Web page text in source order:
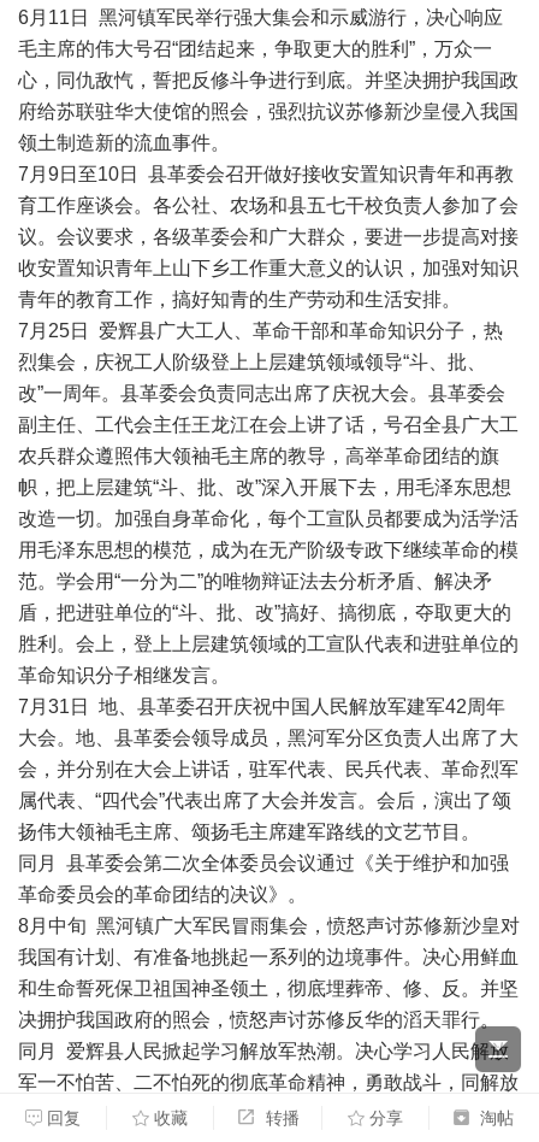
6月11日 黑河镇军民举行强大集会和示威游行，决心响应
毛主席的伟大号召“团结起来，争取更大的胜利”，万众一
心，同仇敌忾，誓把反修斗争进行到底。并坚决拥护我国政
府给苏联驻华大使馆的照会，强烈抗议苏修新沙皇侵入我国
领土制造新的流血事件。
7月9日至10日 县革委会召开做好接收安置知识青年和再教
育工作座谈会。各公社、农场和县五七干校负责人参加了会
议。会议要求，各级革委会和广大群众，要进一步提高对接
收安置知识青年上山下乡工作重大意义的认识，加强对知识
青年的教育工作，搞好知青的生产劳动和生活安排。
7月25日 爱辉县广大工人、革命干部和革命知识分子，热
烈集会，庆祝工人阶级登上上层建筑领域领导“斗、批、
改”一周年。县革委会负责同志出席了庆祝大会。县革委会
副主任、工代会主任王龙江在会上讲了话，号召全县广大工
农兵群众遵照伟大领袖毛主席的教导，高举革命团结的旗
帜，把上层建筑“斗、批、改”深入开展下去，用毛泽东思想
改造一切。加强自身革命化，每个工宣队员都要成为活学活
用毛泽东思想的模范，成为在无产阶级专政下继续革命的模
范。学会用“一分为二”的唯物辩证法去分析矛盾、解决矛
盾，把进驻单位的“斗、批、改”搞好、搞彻底，夺取更大的
胜利。会上，登上上层建筑领域的工宣队代表和进驻单位的
革命知识分子相继发言。
7月31日 地、县革委召开庆祝中国人民解放军建军42周年
大会。地、县革委会领导成员，黑河军分区负责人出席了大
会，并分别在大会上讲话，驻军代表、民兵代表、革命烈军
属代表、“四代会”代表出席了大会并发言。会后，演出了颂
扬伟大领袖毛主席、颂扬毛主席建军路线的文艺节目。
同月 县革委会第二次全体委员会议通过《关于维护和加强
革命委员会的革命团结的决议》。
8月中旬 黑河镇广大军民冒雨集会，愤怒声讨苏修新沙皇对
我国有计划、有准备地挑起一系列的边境事件。决心用鲜血
和生命誓死保卫祖国神圣领土，彻底埋葬帝、修、反。并坚
决拥护我国政府的照会，愤怒声讨苏修反华的滔天罪行。
同月 爱辉县人民掀起学习解放军热潮。决心学习人民解放
军一不怕苦、二不怕死的彻底革命精神，勇敢战斗，同解放
军一起，随时准备粉碎敢于来犯的敌人。
回复 收藏 转播 分享 淘帖